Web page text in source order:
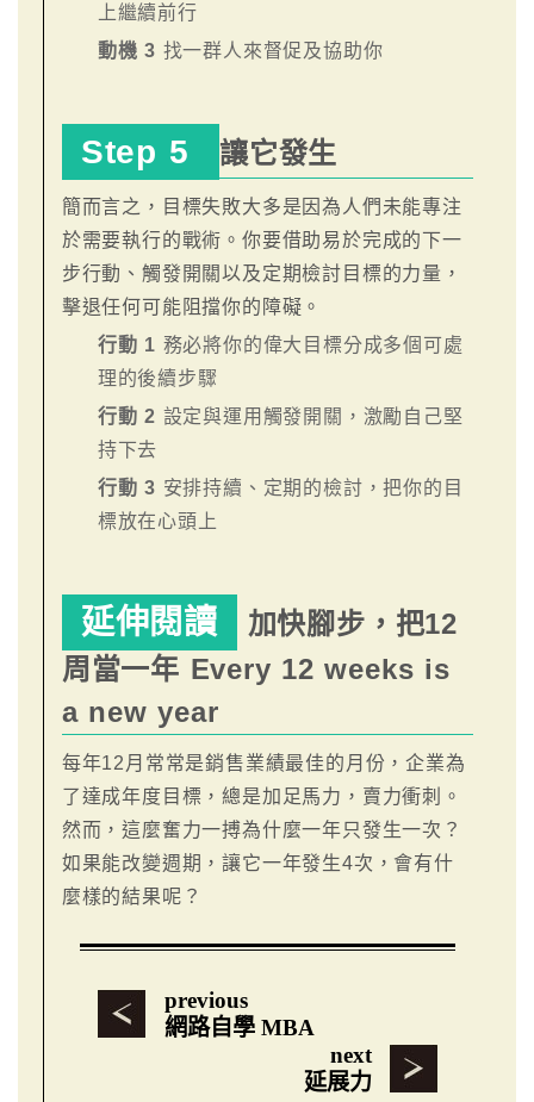
上繼續前行
動機 3 找一群人來督促及協助你
Step 5 讓它發生
簡而言之，目標失敗大多是因為人們未能專注
於需要執行的戰術。你要借助易於完成的下一
步行動、觸發開關以及定期檢討目標的力量，
擊退任何可能阻擋你的障礙。
行動 1 務必將你的偉大目標分成多個可處
理的後續步驟
行動 2 設定與運用觸發開關，激勵自己堅
持下去
行動 3 安排持續、定期的檢討，把你的目
標放在心頭上
延伸閱讀
加快腳步，把12
周當一年 Every 12 weeks is
a new year
每年12月常常是銷售業績最佳的月份，企業為
了達成年度目標，總是加足馬力，賣力衝刺。
然而，這麼奮力一搏為什麼一年只發生一次？
如果能改變週期，讓它一年發生4次，會有什
麼樣的結果呢？
previous
網路自學 MBA
next
延展力